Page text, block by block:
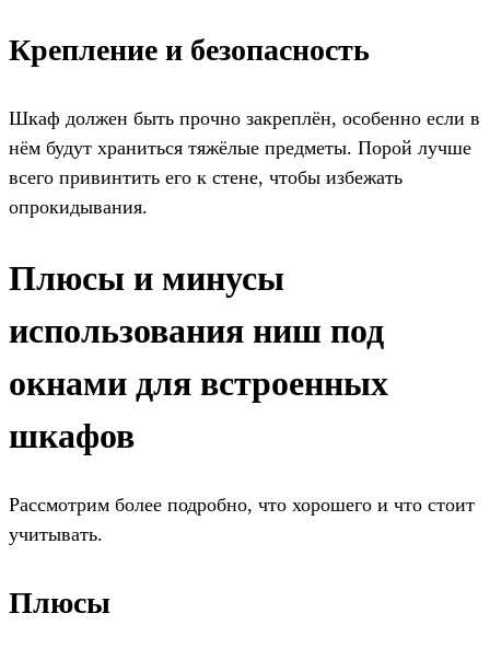
Крепление и безопасность
Шкаф должен быть прочно закреплён, особенно если в
нём будут храниться тяжёлые предметы. Порой лучше
всего привинтить его к стене, чтобы избежать
опрокидывания.
Плюсы и минусы
использования ниш под
окнами для встроенных
шкафов
Рассмотрим более подробно, что хорошего и что стоит
учитывать.
Плюсы